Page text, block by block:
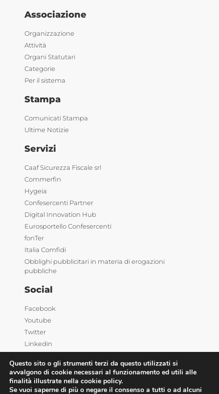
Associazione
Organizzazione
Attività
Organi Statutari
Categorie
Per il sistema
Stampa
Comunicati Stampa
Ultime Notizie
Servizi
Caaf Sicurezza Fiscale srl
Commerfin
Hygeia
Confesercenti Partner
Digital Innovation Hub
Eurosportello Confesercenti
fonTer
Italia Comfidi
Obblighi pubblicitari in materia di erogazioni
pubbliche
Social
Facebook
Youtube
Twitter
Linkedin
Questo sito o gli strumenti terzi da questo utilizzati si
avvalgono di cookie necessari al funzionamento ed utili alle
finalità illustrate nella cookie policy.
Se vuoi saperne di più o negare il consenso a tutti o ad alcuni